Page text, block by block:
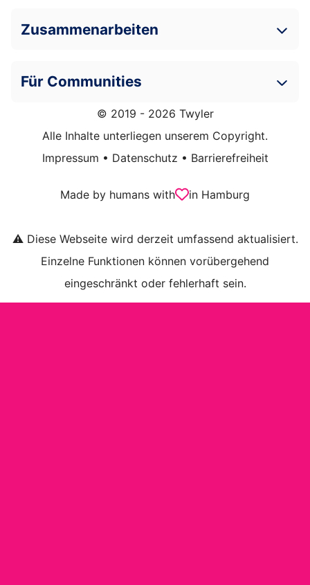
Zusammenarbeiten
Für Communities
© 2019 - 2026 Twyler
Alle Inhalte unterliegen unserem Copyright.
Impressum • Datenschutz • Barrierefreiheit
Made by humans with in Hamburg
⚠️ Diese Webseite wird derzeit umfassend aktualisiert.
Einzelne Funktionen können vorübergehend
eingeschränkt oder fehlerhaft sein.